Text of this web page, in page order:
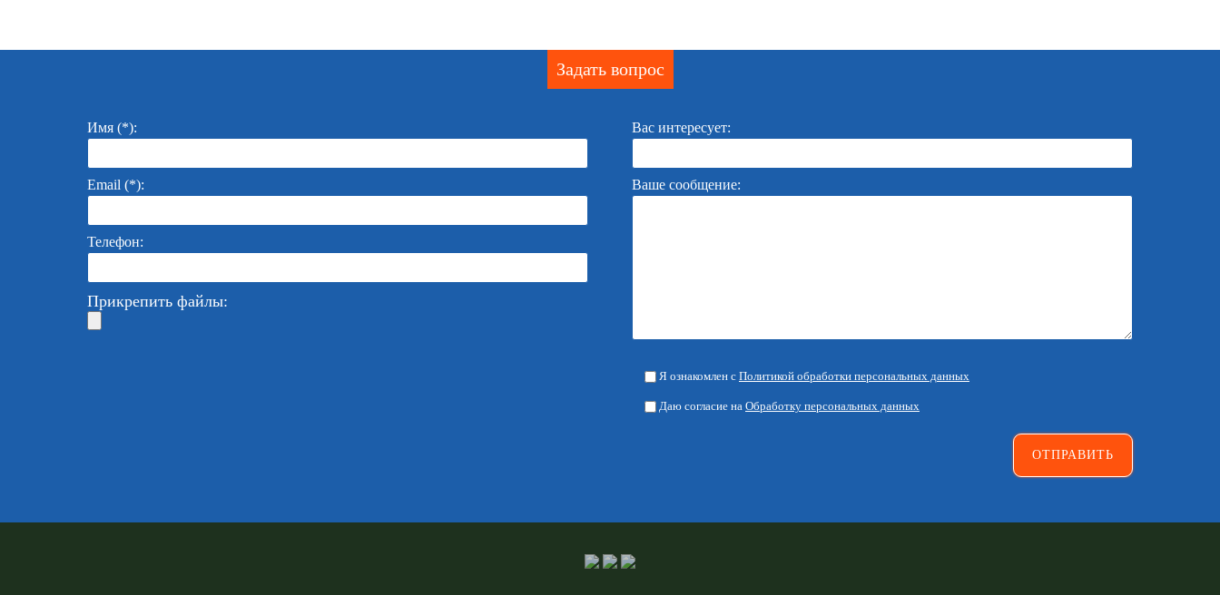
Задать вопрос
Имя (*):
Email (*):
Телефон:
Прикрепить файлы:
Вас интересует:
Ваше сообщение:
Я ознакомлен с Политикой обработки персональных данных
Даю согласие на Обработку персональных данных